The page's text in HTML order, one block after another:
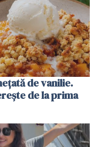
de vanilie.
de la prima